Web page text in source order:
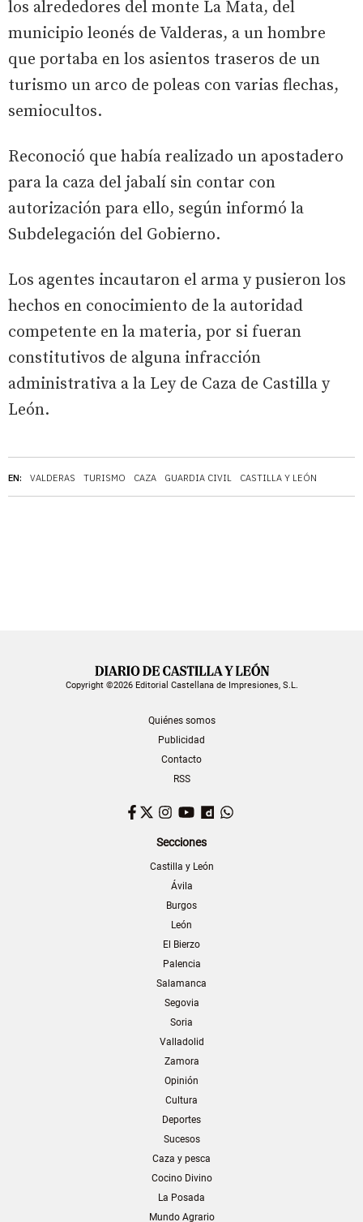
EN: VALDERAS TURISMO CAZA GUARDIA CIVIL CASTILLA Y LEÓN
los alrededores del monte La Mata, del
municipio leonés de Valderas, a un hombre
que portaba en los asientos traseros de un
turismo un arco de poleas con varias flechas,
semiocultos.
Reconoció que había realizado un apostadero
para la caza del jabalí sin contar con
autorización para ello, según informó la
Subdelegación del Gobierno.
Los agentes incautaron el arma y pusieron los
hechos en conocimiento de la autoridad
competente en la materia, por si fueran
constitutivos de alguna infracción
administrativa a la Ley de Caza de Castilla y
León.
Copyright ©2026 Editorial Castellana de Impresiones, S.L.
Quiénes somos
Publicidad
Contacto
RSS
Facebook
TwitterInstagram
YouTubeDailymotion
Secciones
Castilla y León
Ávila
Burgos
León
El Bierzo
Palencia
Salamanca
Segovia
Soria
Valladolid
Zamora
Opinión
Cultura
Deportes
Sucesos
Caza y pesca
Cocino Divino
La Posada
Mundo Agrario